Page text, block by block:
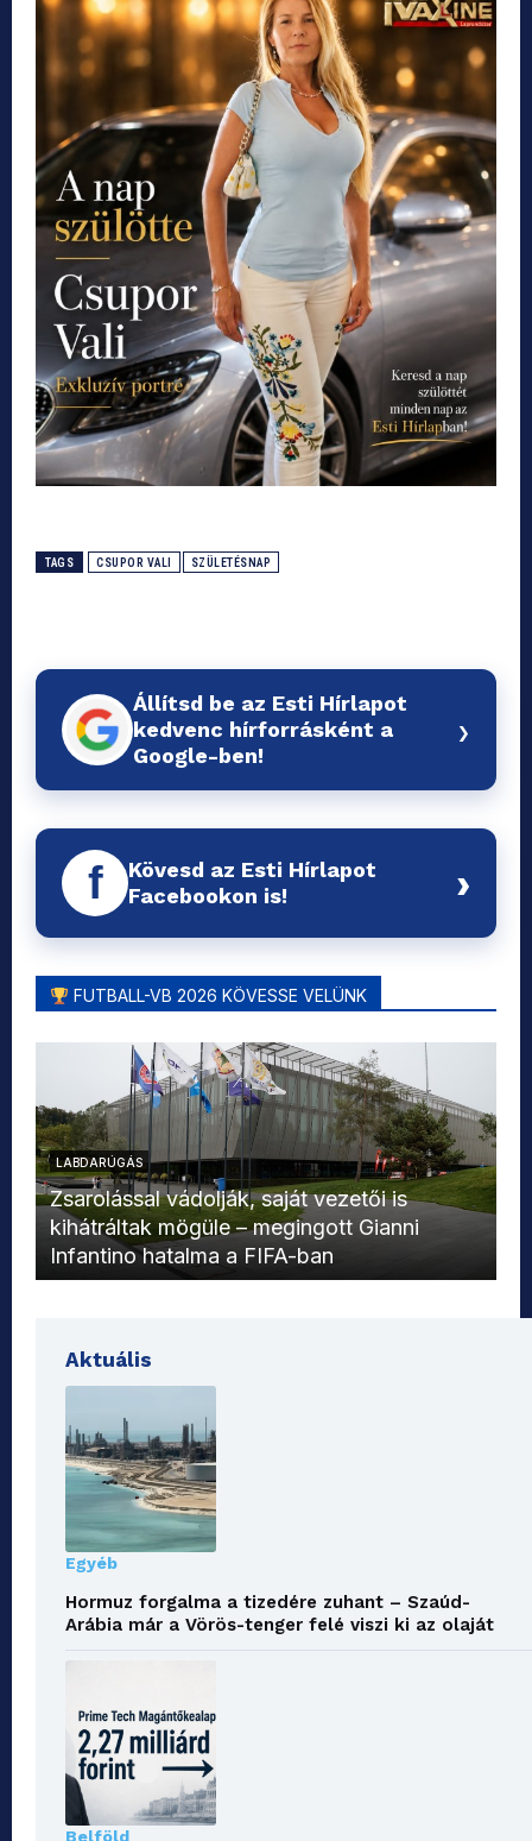
TAGS CSUPOR VALI SZÜLETÉSNAP
Állítsd be az Esti Hírlapot
kedvenc hírforrásként a
Google-ben!
›
f
Kövesd az Esti Hírlapot
Facebookon is!
›
FUTBALL-VB 2026 KÖVESSE VELÜNK
LABDARÚGÁS
Zsarolással vádolják, saját vezetői is
kihátráltak mögüle – megingott Gianni
Infantino hatalma a FIFA-ban
Aktuális
Egyéb
Hormuz forgalma a tizedére zuhant – Szaúd-
Arábia már a Vörös-tenger felé viszi ki az olaját
Belföld